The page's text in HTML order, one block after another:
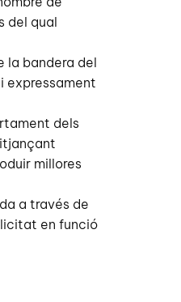
del qual
la bandera del
expressament
dels
millores
a través de
en funció